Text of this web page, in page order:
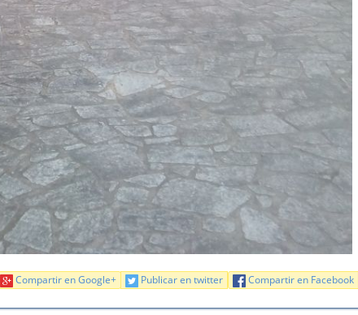
Compartir en Facebook
Publicar en twitter
Compartir en Google+